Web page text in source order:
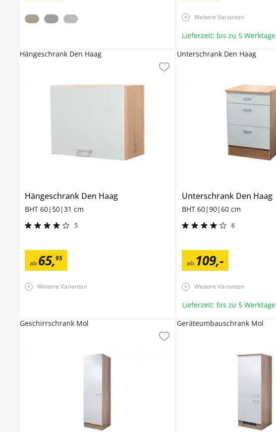
Weitere Varianten
Lieferzeit: bis zu 5 Werktage
Hängeschrank Den Haag
BHT 60|50|31 cm
5
ab 65,95
Hängeschrank Den Haag
Weitere Varianten
Unterschrank Den Haag
BHT 60|90|60 cm
6
ab 109,-
Unterschrank Den Haag
Weitere Varianten
Lieferzeit: bis zu 5 Werktage
Geschirrschrank Mol Geräteumbauschrank Mol